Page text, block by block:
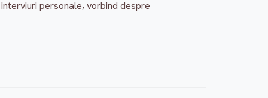
personale, vorbind despre